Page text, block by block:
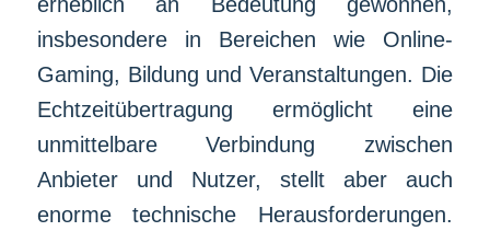
insbesondere in Bereichen wie Online-
Gaming, Bildung und Veranstaltungen. Die
Echtzeitübertragung ermöglicht eine
unmittelbare Verbindung zwischen
Anbieter und Nutzer, stellt aber auch
enorme technische Herausforderungen.